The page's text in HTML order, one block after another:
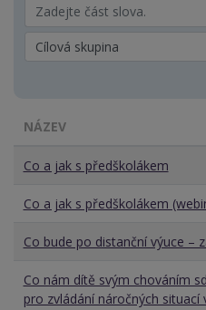
Cílová skupina
NÁZEV
Co a jak s předškolákem
Co a jak s předškolákem
Co bude po distanční výuce –
Co nám dítě svým chováním
pro zvládání náročných situací